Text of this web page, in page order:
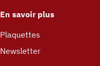
En savoir plus
Plaquettes
Newsletter